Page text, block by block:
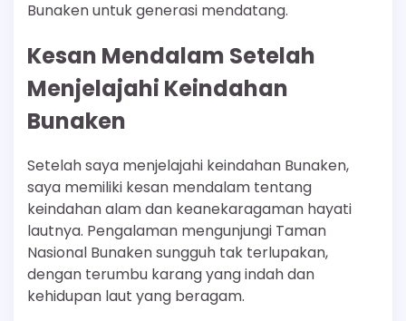
Bunaken untuk generasi mendatang.
Kesan Mendalam Setelah
Menjelajahi Keindahan
Bunaken
Setelah saya menjelajahi keindahan Bunaken,
saya memiliki kesan mendalam tentang
keindahan alam dan keanekaragaman hayati
lautnya. Pengalaman mengunjungi Taman
Nasional Bunaken sungguh tak terlupakan,
dengan terumbu karang yang indah dan
kehidupan laut yang beragam.